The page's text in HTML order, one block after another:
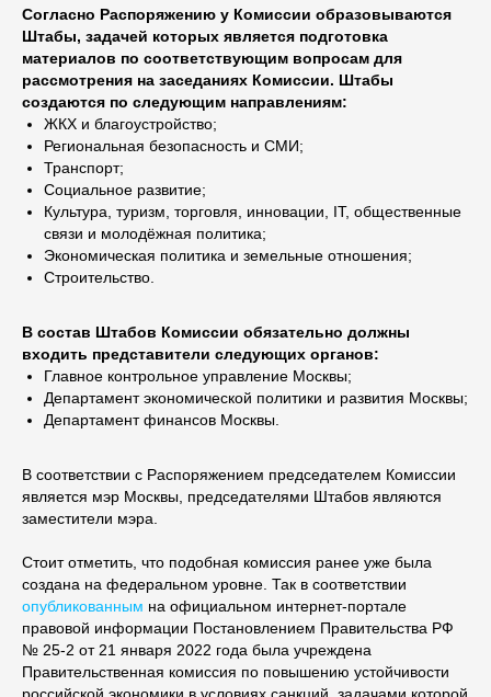
Согласно Распоряжению у Комиссии образовываются
Штабы, задачей которых является подготовка
материалов по соответствующим вопросам для
рассмотрения на заседаниях Комиссии. Штабы
создаются по следующим направлениям:
ЖКХ и благоустройство;
Региональная безопасность и СМИ;
Транспорт;
Социальное развитие;
Культура, туризм, торговля, инновации, IT, общественные
связи и молодёжная политика;
Экономическая политика и земельные отношения;
Строительство.
В состав Штабов Комиссии обязательно должны
входить представители следующих органов:
Главное контрольное управление Москвы;
Департамент экономической политики и развития Москвы;
Департамент финансов Москвы.
В соответствии с Распоряжением председателем Комиссии
является мэр Москвы, председателями Штабов являются
заместители мэра.
Стоит отметить, что подобная комиссия ранее уже была
создана на федеральном уровне. Так в соответствии
опубликованным на официальном интернет-портале
правовой информации Постановлением Правительства РФ
№ 25-2 от 21 января 2022 года была учреждена
Правительственная комиссия по повышению устойчивости